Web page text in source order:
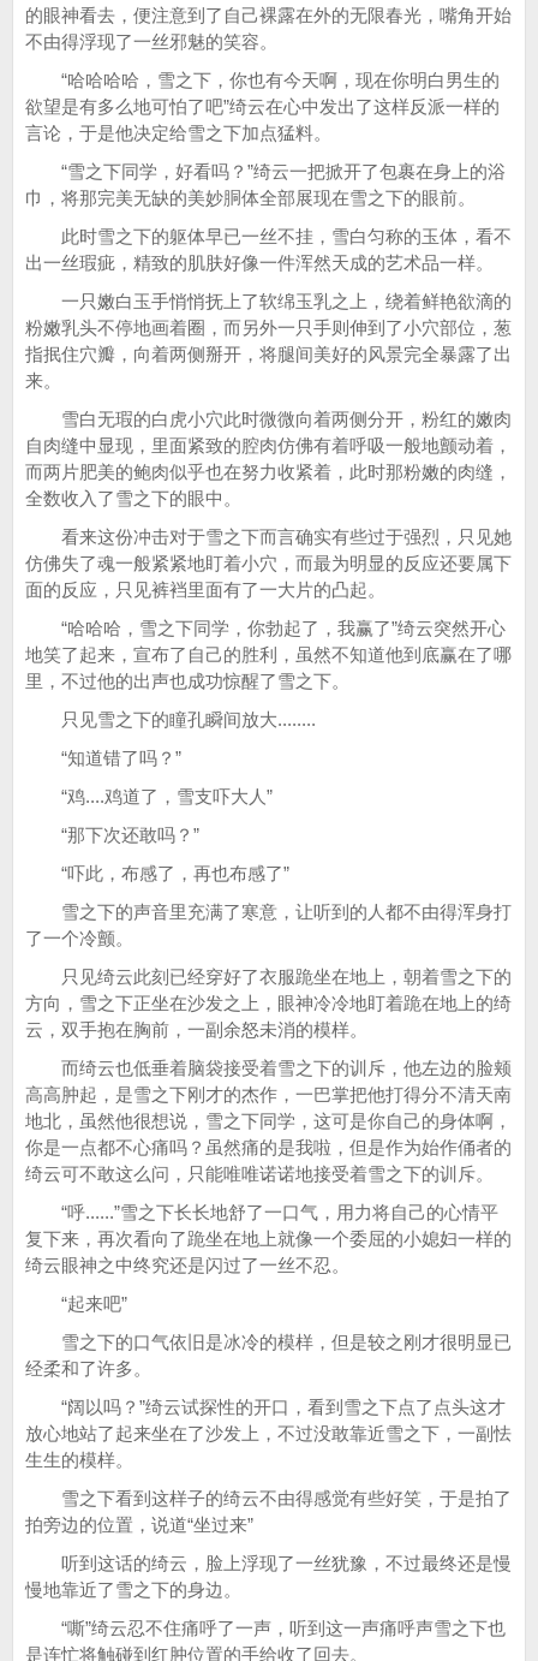
的眼神看去，便注意到了自己裸露在外的无限春光，嘴角开始
不由得浮现了一丝邪魅的笑容。
“哈哈哈哈，雪之下，你也有今天啊，现在你明白男生的
欲望是有多么地可怕了吧”绮云在心中发出了这样反派一样的
言论，于是他决定给雪之下加点猛料。
“雪之下同学，好看吗？”绮云一把掀开了包裹在身上的浴
巾，将那完美无缺的美妙胴体全部展现在雪之下的眼前。
此时雪之下的躯体早已一丝不挂，雪白匀称的玉体，看不
出一丝瑕疵，精致的肌肤好像一件浑然天成的艺术品一样。
一只嫩白玉手悄悄抚上了软绵玉乳之上，绕着鲜艳欲滴的
粉嫩乳头不停地画着圈，而另外一只手则伸到了小穴部位，葱
指抿住穴瓣，向着两侧掰开，将腿间美好的风景完全暴露了出
来。
雪白无瑕的白虎小穴此时微微向着两侧分开，粉红的嫩肉
自肉缝中显现，里面紧致的腔肉仿佛有着呼吸一般地颤动着，
而两片肥美的鲍肉似乎也在努力收紧着，此时那粉嫩的肉缝，
全数收入了雪之下的眼中。
看来这份冲击对于雪之下而言确实有些过于强烈，只见她
仿佛失了魂一般紧紧地盯着小穴，而最为明显的反应还要属下
面的反应，只见裤裆里面有了一大片的凸起。
“哈哈哈，雪之下同学，你勃起了，我赢了”绮云突然开心
地笑了起来，宣布了自己的胜利，虽然不知道他到底赢在了哪
里，不过他的出声也成功惊醒了雪之下。
只见雪之下的瞳孔瞬间放大........
“知道错了吗？”
“鸡....鸡道了，雪支吓大人”
“那下次还敢吗？”
“吓此，布感了，再也布感了”
雪之下的声音里充满了寒意，让听到的人都不由得浑身打
了一个冷颤。
只见绮云此刻已经穿好了衣服跪坐在地上，朝着雪之下的
方向，雪之下正坐在沙发之上，眼神冷冷地盯着跪在地上的绮
云，双手抱在胸前，一副余怒未消的模样。
而绮云也低垂着脑袋接受着雪之下的训斥，他左边的脸颊
高高肿起，是雪之下刚才的杰作，一巴掌把他打得分不清天南
地北，虽然他很想说，雪之下同学，这可是你自己的身体啊，
你是一点都不心痛吗？虽然痛的是我啦，但是作为始作俑者的
绮云可不敢这么问，只能唯唯诺诺地接受着雪之下的训斥。
“呼......”雪之下长长地舒了一口气，用力将自己的心情平
复下来，再次看向了跪坐在地上就像一个委屈的小媳妇一样的
绮云眼神之中终究还是闪过了一丝不忍。
“起来吧”
雪之下的口气依旧是冰冷的模样，但是较之刚才很明显已
经柔和了许多。
“阔以吗？”绮云试探性的开口，看到雪之下点了点头这才
放心地站了起来坐在了沙发上，不过没敢靠近雪之下，一副怯
生生的模样。
雪之下看到这样子的绮云不由得感觉有些好笑，于是拍了
拍旁边的位置，说道“坐过来”
听到这话的绮云，脸上浮现了一丝犹豫，不过最终还是慢
慢地靠近了雪之下的身边。
“嘶”绮云忍不住痛呼了一声，听到这一声痛呼声雪之下也
是连忙将触碰到红肿位置的手给收了回去。